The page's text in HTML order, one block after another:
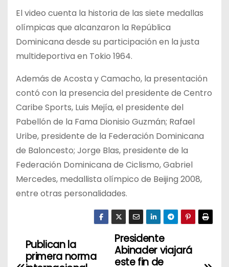
El video cuenta la historia de las siete medallas
olímpicas que alcanzaron la República
Dominicana desde su participación en la justa
multideportiva en Tokio 1964.
Además de Acosta y Camacho, la presentación
contó con la presencia del presidente de Centro
Caribe Sports, Luis Mejía, el presidente del
Pabellón de la Fama Dionisio Guzmán; Rafael
Uribe, presidente de la Federación Dominicana
de Baloncesto; Jorge Blas, presidente de la
Federación Dominicana de Ciclismo, Gabriel
Mercedes, medallista olímpico de Beijing 2008,
entre otras personalidades.
N
Presidente
Abinader viajará
este fin de
Publican la
primera norma